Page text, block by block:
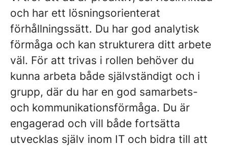
och har ett lösningsorienterat
förhållningssätt. Du har god analytisk
förmåga och kan strukturera ditt arbete
väl. För att trivas i rollen behöver du
kunna arbeta både självständigt och i
grupp, där du har en god samarbets-
och kommunikationsförmåga. Du är
engagerad och vill både fortsätta
utvecklas själv inom IT och bidra till att